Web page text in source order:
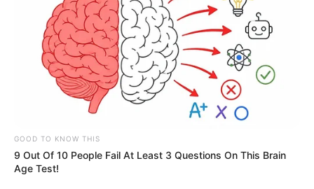
Demain nous
appartient
: une fête
très spéciale pour Bart
GOOD TO KNOW THIS
9 Out Of 10 People Fail At Least 3 Questions On This Brain
Age Test!